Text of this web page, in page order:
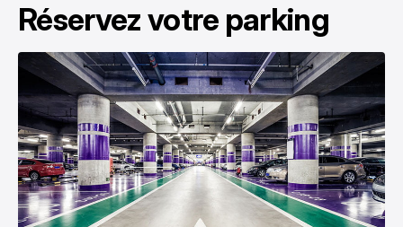
Réservez votre parking